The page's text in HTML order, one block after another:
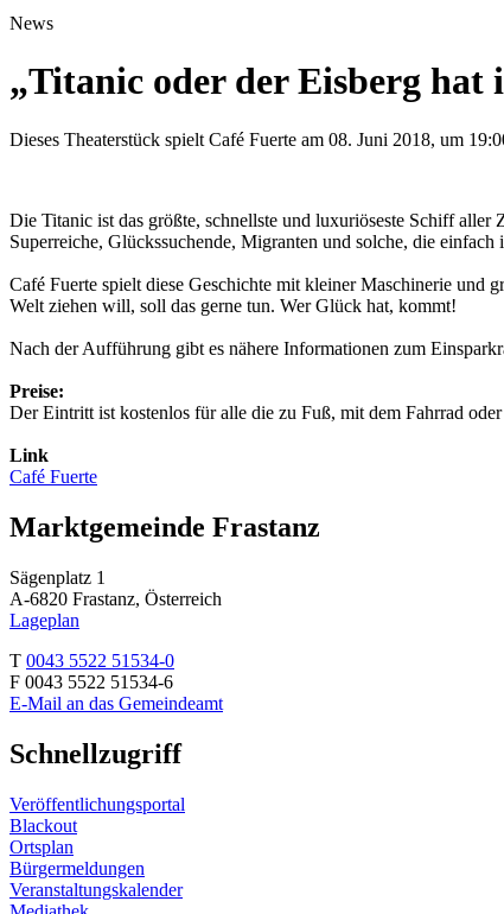
News
„Titanic oder der Eisberg hat
Dieses Theaterstück spielt Café Fuerte am 08. Juni 2018, um
Die Titanic ist das größte, schnellste und luxuriöseste Schiff
Superreiche, Glückssuchende, Migranten und solche, die
Café Fuerte spielt diese Geschichte mit kleiner Maschinerie und
Welt ziehen will, soll das gerne tun. Wer Glück hat, kommt!
Nach der Aufführung gibt es nähere Informationen zum
Preise:
Der Eintritt ist kostenlos für alle die zu Fuß, mit dem Fahrrad
Link
Café Fuerte
Marktgemeinde Frastanz
Sägenplatz 1
A-6820 Frastanz, Österreich
Lageplan
T 0043 5522 51534-0
F 0043 5522 51534-6
E-Mail an das Gemeindeamt
Schnellzugriff
Veröffentlichungsportal
Blackout
Ortsplan
Bürgermeldungen
Veranstaltungskalender